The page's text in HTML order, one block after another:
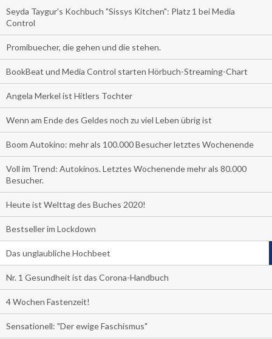
Seyda Taygur's Kochbuch "Sissys Kitchen": Platz 1 bei Media
Control
Promibuecher, die gehen und die stehen.
BookBeat und Media Control starten Hörbuch-Streaming-Chart
Angela Merkel ist Hitlers Tochter
Wenn am Ende des Geldes noch zu viel Leben übrig ist
Boom Autokino: mehr als 100.000 Besucher letztes Wochenende
Voll im Trend: Autokinos. Letztes Wochenende mehr als 80.000
Besucher.
Heute ist Welttag des Buches 2020!
Bestseller im Lockdown
Das unglaubliche Hochbeet
Nr. 1 Gesundheit ist das Corona-Handbuch
4 Wochen Fastenzeit!
Sensationell: "Der ewige Faschismus"